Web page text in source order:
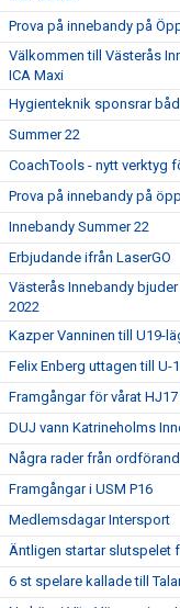
Prova på innebandy på
Välkommen till Västerås
ICA Maxi
Hygienteknik sponsrar
Summer 22
CoachTools - nytt verktyg
Prova på innebandy på
Innebandy Summer 22
Erbjudande ifrån LaserGO
Västerås Innebandy
2022
Kazper Vanninen till U19-
Felix Enberg uttagen till U-
Framgångar för vårat HJ17
DUJ vann Katrineholms
Några rader från
Framgångar i USM P16
Medlemsdagar Intersport
Äntligen startar slutspelet
6 st spelare kallade till